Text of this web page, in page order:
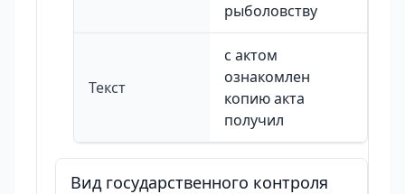
рыболовству
Текст
с актом
ознакомлен
копию акта
получил
Вид государственного контроля